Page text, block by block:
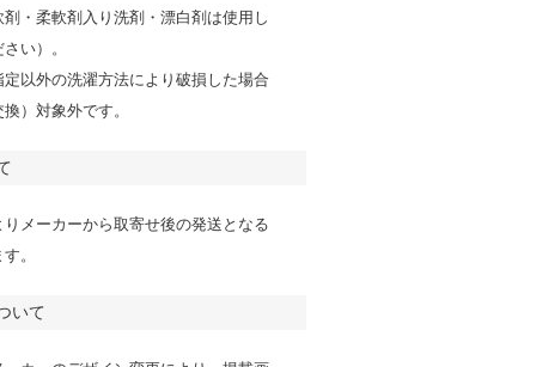
剤・柔軟剤入り洗剤・漂白剤は使用し
い）。
以外の洗濯方法により破損した場合
）対象外です。
メーカーから取寄せ後の発送となる
。
いて